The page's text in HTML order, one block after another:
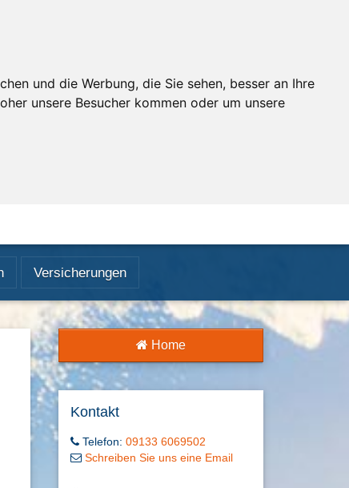
und die Werbung, die Sie sehen, besser an Ihre
unsere Besucher kommen oder um unsere
Versicherungen
Home
Kontakt
Telefon: 09133 6069502
Schreiben Sie uns eine Email